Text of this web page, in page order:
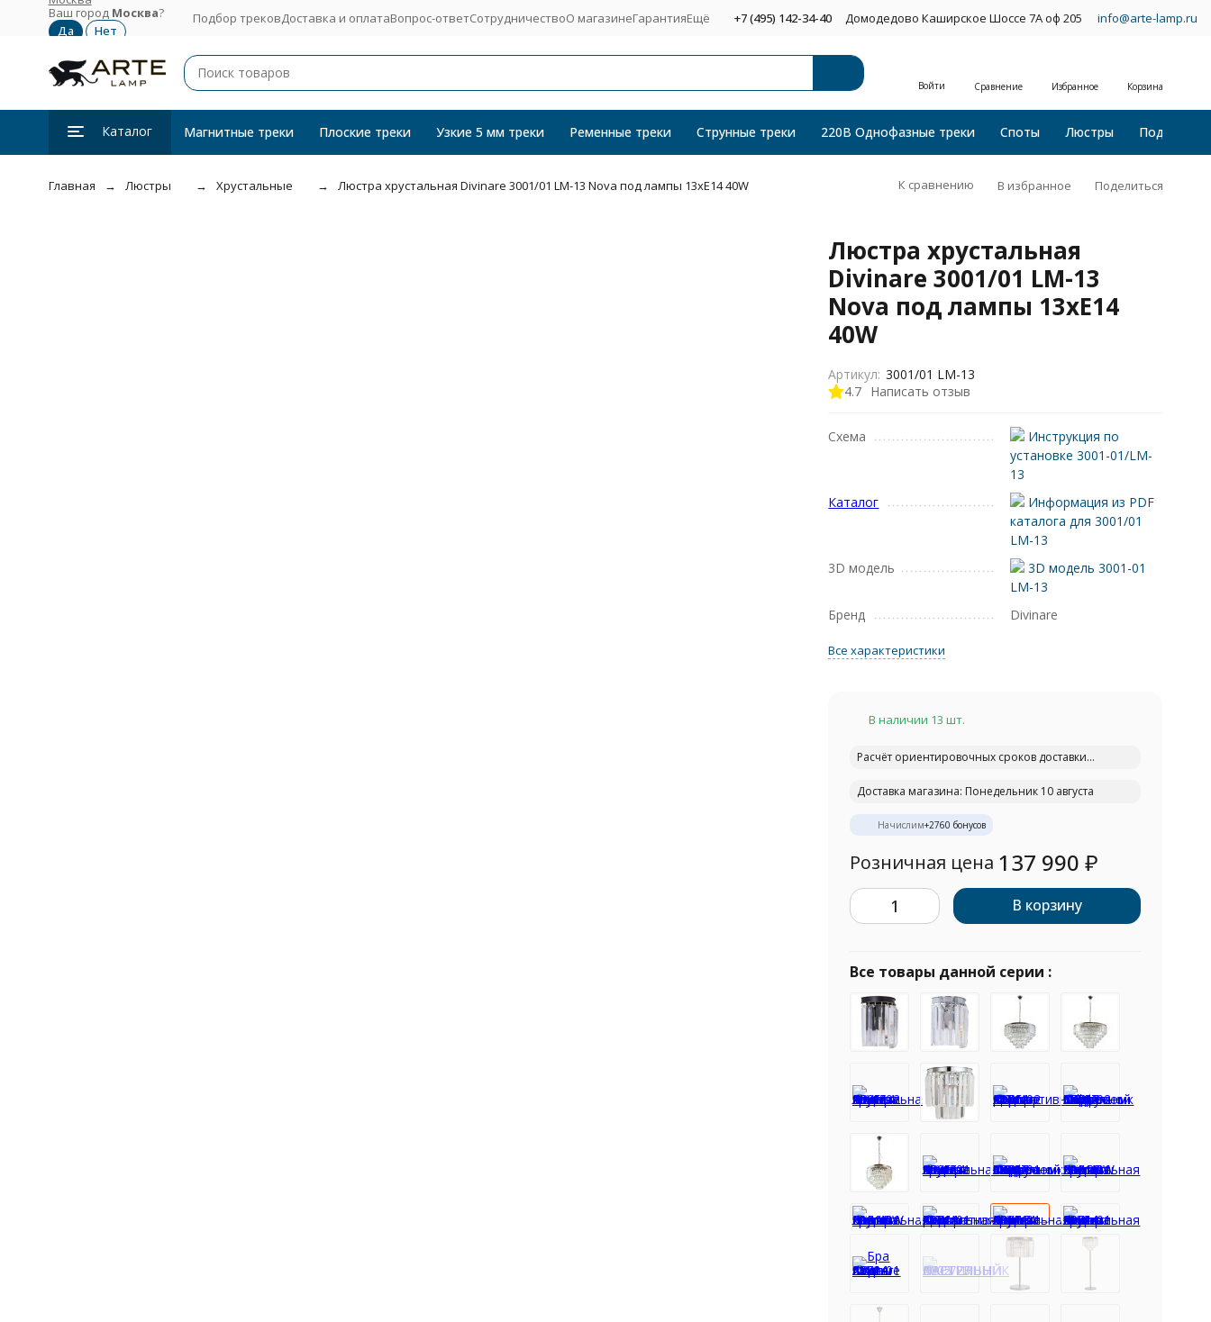
Ваш город Москва? Подбор трековДоставка и оплатаВопрос-ответСотрудничествоО магазинеГарантияЕщё +7 (495) 142-34-40 Домодедово Каширское Шоссе 7А оф 205 info@arte-lamp.ru
Войти Сравнение Избранное Корзина
Каталог Магнитные треки Плоские треки Узкие 5 мм треки Ременные треки Струнные треки 220В Однофазные треки Споты Люстры Подвесные
Главная Люстры Хрустальные Люстра хрустальная Divinare 3001/01 LM-13 Nova под лампы 13xE14 40W К сравнению В избранное Поделиться
Люстра хрустальная
Divinare 3001/01 LM-13
Nova под лампы 13xE14
40W
4.7 Написать отзыв
Артикул: 3001/01 LM-13
Схема
Инструкция по
установке 3001-01/LM-
13
Каталог
Информация из PDF
каталога для 3001/01
LM-13
3D модель
3D модель 3001-01
LM-13
Бренд
Divinare
Все характеристики
В наличии 13 шт.
Расчёт ориентировочных сроков доставки...
Доставка магазина: Понедельник 10 августа
Начислим+2760 бонусов
Розничная цена 137 990₽
В корзину
Все товары данной серии :